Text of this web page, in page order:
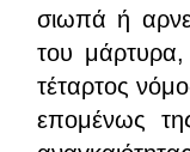
σιωπά ή
του μάρτυρα,
τέταρτος
επομένως